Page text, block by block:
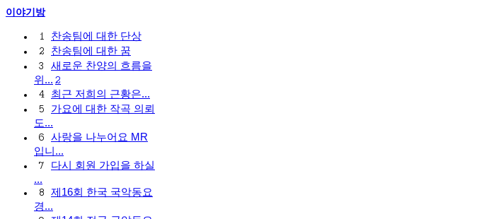
이야기방
1 찬송팀에 대한 단상
2 찬송팀에 대한 꿈
3
새로운 찬양의 흐름을
위... 2
4 최근 저희의 근황은...
5
가요에 대한 작곡 의뢰
도...
6
사랑을 나누어요 MR
입니...
7
다시 회원 가입을 하실
...
8
제16회 한국 국악동요
경...